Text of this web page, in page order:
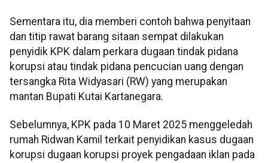
Sementara itu, dia memberi contoh bahwa penyitaan
dan titip rawat barang sitaan sempat dilakukan
penyidik KPK dalam perkara dugaan tindak pidana
korupsi atau tindak pidana pencucian uang dengan
tersangka Rita Widyasari (RW) yang merupakan
mantan Bupati Kutai Kartanegara.
Sebelumnya, KPK pada 10 Maret 2025 menggeledah
rumah Ridwan Kamil terkait penyidikan kasus dugaan
korupsi dugaan korupsi proyek pengadaan iklan pada